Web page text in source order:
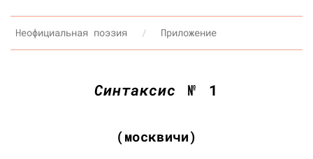
Неофициальная поэзия Приложение
Синтаксис № 1
(москвичи)